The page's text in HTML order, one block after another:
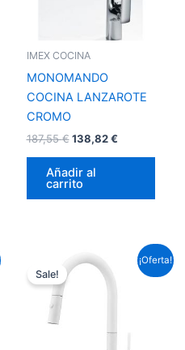
IMEX COCINA
MONOMANDO
COCINA LANZAROTE
CROMO
187,55€ 138,82€
Añadir al
carrito
¡Oferta!
Sale!
precio
original
precio